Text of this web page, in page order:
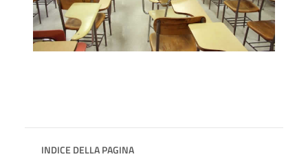
INDICE DELLA PAGINA